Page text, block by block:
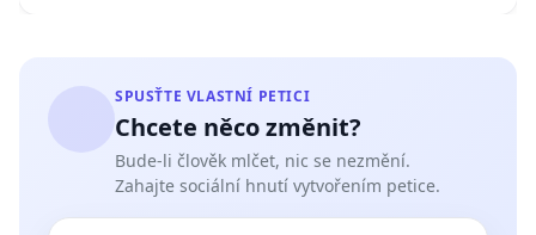
SPUSŤTE VLASTNÍ PETICI
Chcete něco změnit?
Bude-li člověk mlčet, nic se nezmění.
Zahajte sociální hnutí vytvořením petice.